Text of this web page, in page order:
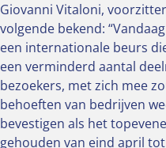
Giovanni Vitaloni,
volgende bekend:
een internationale beurs
een verminderd aantal
bezoekers, met zich mee
behoeften van bedrijven
bevestigen als het
gehouden van eind april